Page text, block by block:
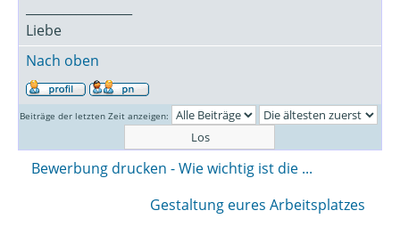
Liebe
Nach oben
Beiträge der letzten Zeit anzeigen:
Bewerbung drucken - Wie wichtig ist die ...
Gestaltung eures Arbeitsplatzes